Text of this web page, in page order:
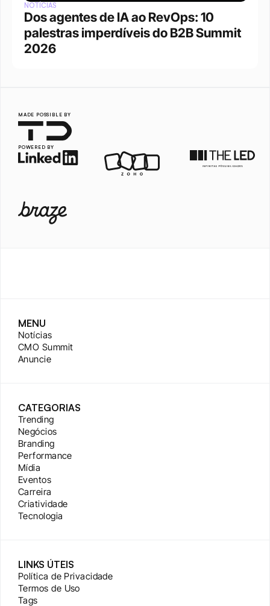
NOTÍCIAS
Dos agentes de IA ao RevOps: 10
palestras imperdíveis do B2B Summit
2026
MADE POSSIBLE BY
POWERED BY
MENU
Notícias
CMO Summit
Anuncie
CATEGORIAS
Trending
Negócios
Branding
Performance
Mídia
Eventos
Carreira
Criatividade
Tecnologia
LINKS ÚTEIS
Política de Privacidade
Termos de Uso
Tags